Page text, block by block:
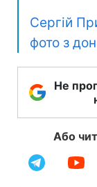
Сергій
фото з
Не
Або